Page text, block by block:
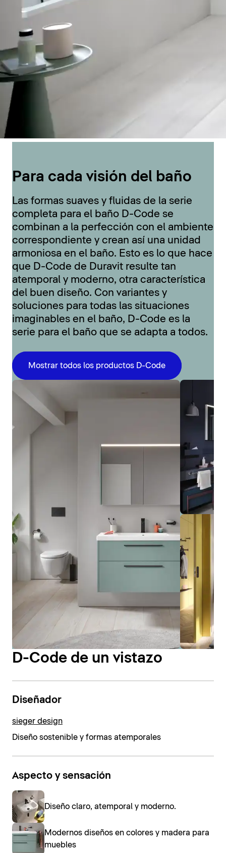
Para cada visión del baño
Las formas suaves y fluidas de la serie
completa para el baño D-Code se
combinan a la perfección con el ambiente
correspondiente y crean así una unidad
armoniosa en el baño. Esto es lo que hace
que D-Code de Duravit resulte tan
atemporal y moderno, otra característica
del buen diseño. Con variantes y
soluciones para todas las situaciones
imaginables en el baño, D-Code es la
serie para el baño que se adapta a todos.
Mostrar todos los productos D-Code
D-Code de un vistazo
Diseñador
sieger design
Diseño sostenible y formas atemporales
Aspecto y sensación
Diseño claro, atemporal y moderno.
Modernos diseños en colores y madera para
muebles